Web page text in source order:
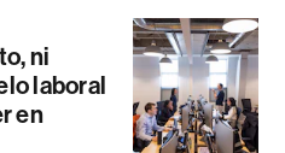
ni
laboral
en